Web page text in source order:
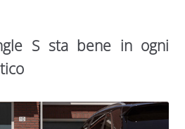
S sta bene in ogni